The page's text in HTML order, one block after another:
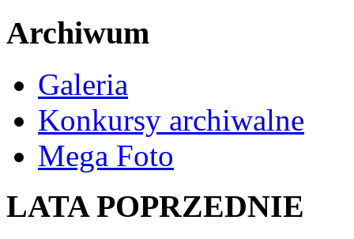
Archiwum
Galeria
Konkursy archiwalne
Mega Foto
LATA POPRZEDNIE